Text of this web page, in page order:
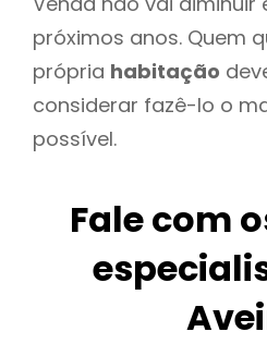
próximos anos. Quem
própria habitação
considerar fazê-lo o
possível.
Fale com